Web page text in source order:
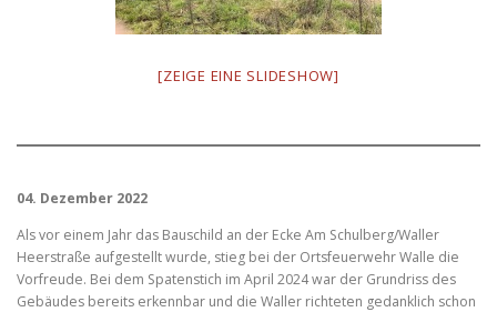
[ZEIGE EINE SLIDESHOW]
04. Dezember 2022
Als vor einem Jahr das Bauschild an der Ecke Am Schulberg/Waller
Heerstraße aufgestellt wurde, stieg bei der Ortsfeuerwehr Walle die
Vorfreude. Bei dem Spatenstich im April 2024 war der Grundriss des
Gebäudes bereits erkennbar und die Waller richteten gedanklich schon